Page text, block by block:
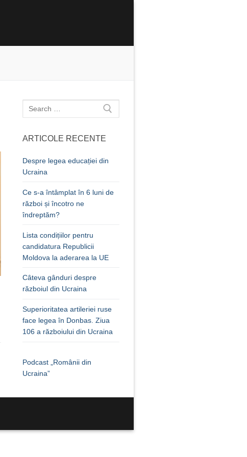
Caută
după:
ARTICOLE RECENTE
Despre legea educației din
Ucraina
Ce s-a întâmplat în 6 luni de
război și încotro ne
îndreptăm?
Lista condițiilor pentru
candidatura Republicii
Moldova la aderarea la UE
Câteva gânduri despre
războiul din Ucraina
Superioritatea artileriei ruse
face legea în Donbas. Ziua
106 a războiului din Ucraina
Podcast „Românii din
Ucraina”